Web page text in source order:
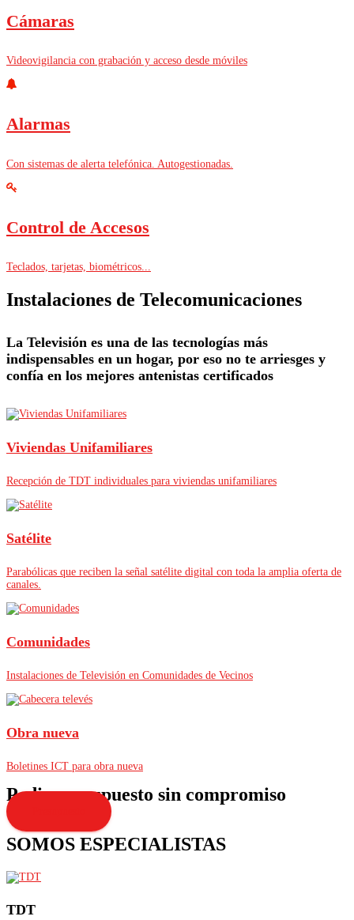
Cámaras
Videovigilancia con grabación y acceso desde móviles
Alarmas
Con sistemas de alerta telefónica. Autogestionadas.
Control de Accesos
Teclados, tarjetas, biométricos...
Instalaciones de Telecomunicaciones
La Televisión es una de las tecnologías más
indispensables en un hogar, por eso no te arriesges y
confía en los mejores antenistas certificados
Viviendas Unifamiliares
Recepción de TDT individuales para viviendas unifamiliares
Satélite
Parabólicas que reciben la señal satélite digital con toda la amplia oferta de
canales.
Comunidades
Instalaciones de Televisión en Comunidades de Vecinos
Obra nueva
Boletines ICT para obra nueva
Pedir presupuesto sin compromiso
SOMOS ESPECIALISTAS
TDT